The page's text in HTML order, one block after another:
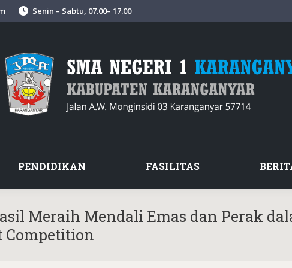
Senin – Sabtu, 07.00– 17.00
PENDIDIKAN FASILITAS
Meraih Mendali Emas dan Perak
Competition